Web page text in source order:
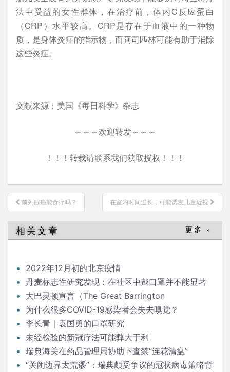
法中受益的女性群体，在治疗前，体内C反应蛋白
（CRP）水平较高。CRP是存在于血液中的一种物
质，是身体炎症的指示物，而阿司匹林可能有助于消除
这些炎症。
文献来源：美国《每日科学》杂志
～～～欢迎转发～～～
！！！转载请联系我们获取授权！！！
文
章
导
航
前列腺癌能食疗吗？ 在室内时间过长，可能诱发儿童近视
相关文章 更多 »
2022年12月初的北京疫情
丹麦标志性研究发现：在社区中戴口罩并不能显著
降低（新冠）感染率
大巴灵顿宣言（The Great Barrington
Declaration）
为什么很多COVID-19感染者会失去嗅觉？
李长青｜袁国勇的口罩研究
未经检验的新冠疗法可能弊大于利
瑞典海关在药品管理局协助下查禁“连花清瘟”
“关闭边界太荒谬”：瑞典颇受争议的冠状病毒策略背